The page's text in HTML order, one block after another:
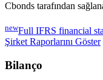
Cbonds tarafından
newFull IFRS financial
Şirket Raporlarını Göster
Bilanço